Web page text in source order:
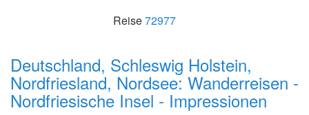
Reise72977
Deutschland, Schleswig Holstein,
Nordfriesland, Nordsee: Wanderreisen -
Nordfriesische Insel - Impressionen